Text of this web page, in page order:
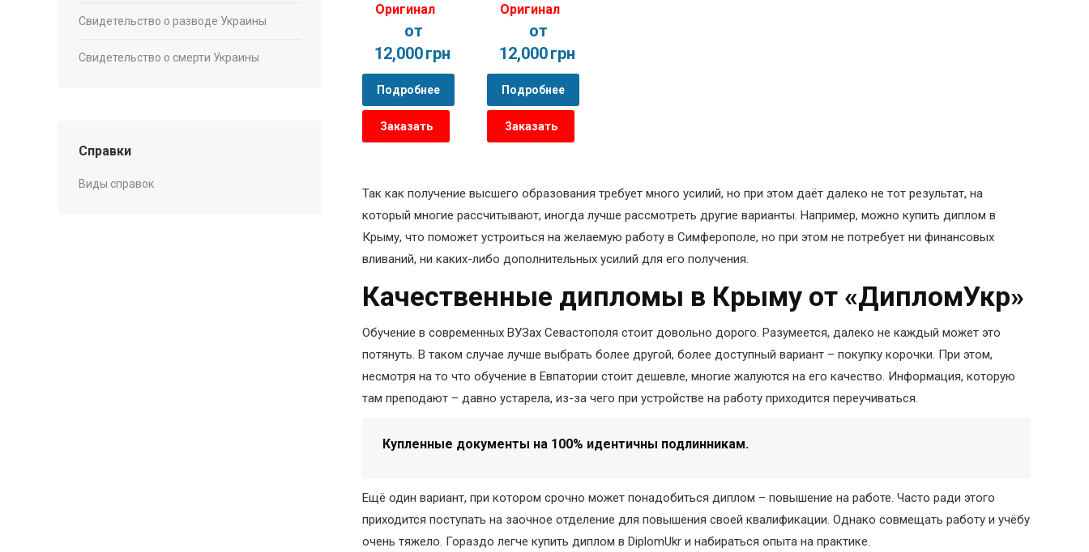
Оригинал
от
12,000грн
Подробнее
Заказать
Оригинал
от
12,000грн
Подробнее
Заказать
Так как получение высшего образования требует много усилий, но при этом даёт далеко не тот результат, на
который многие рассчитывают, иногда лучше рассмотреть другие варианты. Например, можно купить диплом в
Крыму, что поможет устроиться на желаемую работу в Симферополе, но при этом не потребует ни финансовых
вливаний, ни каких-либо дополнительных усилий для его получения.
Качественные дипломы в Крыму от «ДипломУкр»
Обучение в современных ВУЗах Севастополя стоит довольно дорого. Разумеется, далеко не каждый может это
потянуть. В таком случае лучше выбрать более другой, более доступный вариант – покупку корочки. При этом,
несмотря на то что обучение в Евпатории стоит дешевле, многие жалуются на его качество. Информация, которую
там преподают – давно устарела, из-за чего при устройстве на работу приходится переучиваться.
Купленные документы на 100% идентичны подлинникам.
Ещё один вариант, при котором срочно может понадобиться диплом – повышение на работе. Часто ради этого
приходится поступать на заочное отделение для повышения своей квалификации. Однако совмещать работу и учёбу
очень тяжело. Гораздо легче купить диплом в DiplomUkr и набираться опыта на практике.
Свидетельство о разводе Украины
Свидетельство о смерти Украины
Справки
Виды справок